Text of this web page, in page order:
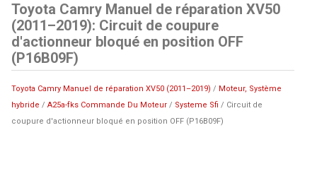
Toyota Camry Manuel de réparation XV50
(2011–2019): Circuit de coupure
d'actionneur bloqué en position OFF
(P16B09F)
Toyota Camry Manuel de réparation XV50 (2011–2019) / Moteur, Système
hybride /A25a-fks Commande Du Moteur / Systeme Sfi / Circuit de
coupure d'actionneur bloqué en position OFF (P16B09F)